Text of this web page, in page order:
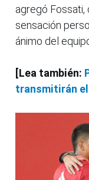
agregó Fossati,
sensación
ánimo del
[Lea también:
transmitirán